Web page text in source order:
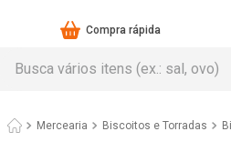
Compra rápida
Mercearia Biscoitos e Torradas